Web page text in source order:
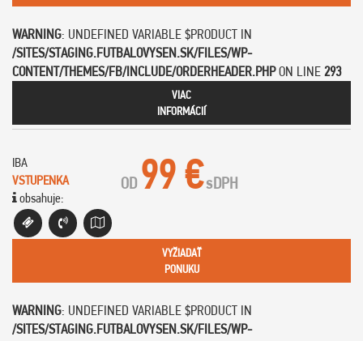
WARNING: UNDEFINED VARIABLE $PRODUCT IN
/SITES/STAGING.FUTBALOVYSEN.SK/FILES/WP-
CONTENT/THEMES/FB/INCLUDE/ORDERHEADER.PHPON LINE 293
VIAC
INFORMÁCIÍ
IBA
VSTUPENKA
obsahuje:
OD 99 €sDPH
VYŽIADAŤ
PONUKU
WARNING: UNDEFINED VARIABLE $PRODUCT IN
/SITES/STAGING.FUTBALOVYSEN.SK/FILES/WP-